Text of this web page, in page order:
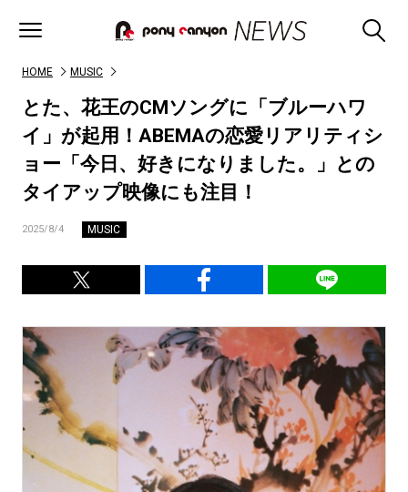
HOME MUSIC
とた、花王のCMソングに「ブルーハワ
イ」が起用！ABEMAの恋愛リアリティシ
ョー「今日、好きになりました。」との
タイアップ映像にも注目！
2025/8/4 MUSIC